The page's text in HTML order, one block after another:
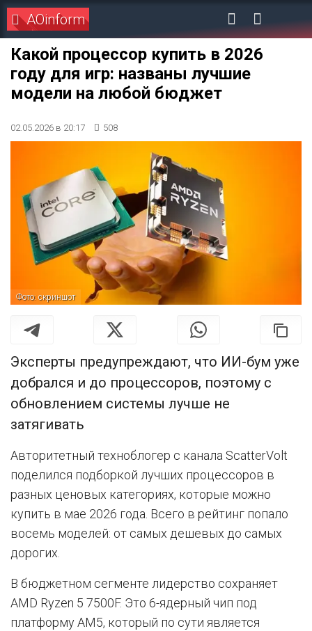
AOinform
Какой процессор купить в 2026
году для игр: названы лучшие
модели на любой бюджет
02.05.2026 в 20:17 508
Фото: скриншот
Эксперты предупреждают, что ИИ-бум уже
добрался и до процессоров, поэтому с
обновлением системы лучше не
затягивать
Авторитетный техноблогер с канала ScatterVolt
поделился подборкой лучших процессоров в
разных ценовых категориях, которые можно
купить в мае 2026 года. Всего в рейтинг попало
восемь моделей: от самых дешевых до самых
дорогих.
В бюджетном сегменте лидерство сохраняет
AMD Ryzen 5 7500F. Это 6-ядерный чип под
платформу AM5, который по сути является